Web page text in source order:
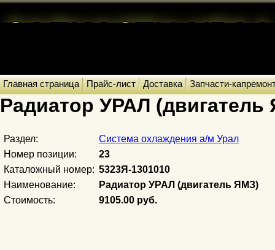
Главная страница Прайс-лист Доставка Запчасти-
Радиатор УРАЛ
Раздел:
Система охлаждения а/м Урал
Номер позиции:
23
Каталожный номер: 5323Я-1301010
Наименование:
Радиатор УРАЛ (двигатель ЯМЗ)
Стоимость:
9105.00 руб.